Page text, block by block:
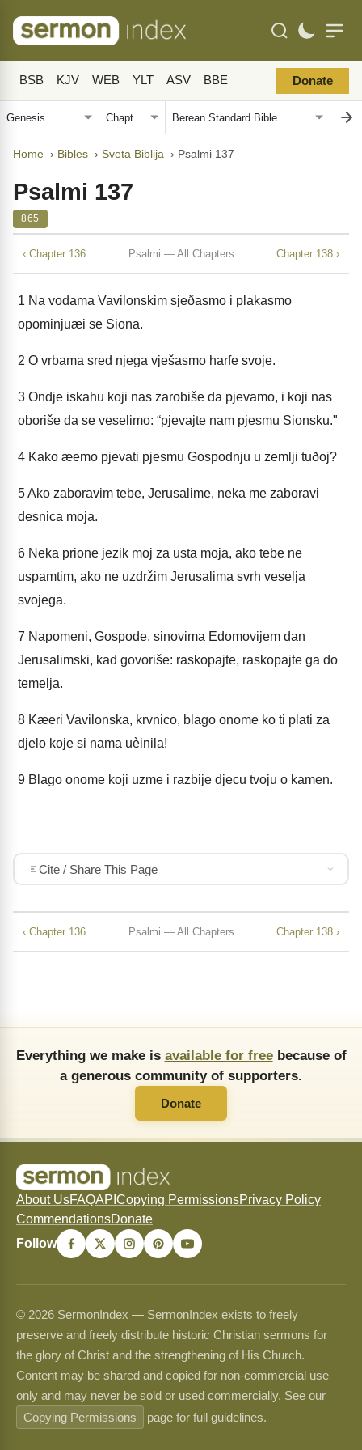
BSB KJV WEB YLT ASV BBE Donate
Home › Bibles › Sveta Biblija › Psalmi 137
Psalmi 137
865
‹ Chapter 136 Psalmi — All Chapters Chapter 138 ›
1 Na vodama Vavilonskim sjeðasmo i plakasmo
opominjuæi se Siona.
2 O vrbama sred njega vješasmo harfe svoje.
3 Ondje iskahu koji nas zarobiše da pjevamo, i koji nas
oboriše da se veselimo: “pjevajte nam pjesmu Sionsku."
4 Kako æemo pjevati pjesmu Gospodnju u zemlji tuðoj?
5Ako zaboravim tebe, Jerusalime, neka me zaboravi
desnica moja.
6 Neka prione jezik moj za usta moja, ako tebe ne
uspamtim, ako ne uzdržim Jerusalima svrh veselja
svojega.
7 Napomeni, Gospode, sinovima Edomovijem dan
Jerusalimski, kad govoriše: raskopajte, raskopajte ga do
temelja.
8 Kæeri Vavilonska, krvnico, blago onome ko ti plati za
djelo koje si nama uèinila!
9 Blago onome koji uzme i razbije djecu tvoju o kamen.
Cite / Share This Page
‹ Chapter 136 Psalmi — All Chapters Chapter 138 ›
Everything we make is available for freebecause of
a generous community of supporters.
Donate
About UsFAQAPI Copying PermissionsPrivacy Policy
CommendationsDonate
Follow
© 2026 SermonIndex — SermonIndex exists to freely
preserve and freely distribute historic Christian sermons for
the glory of Christ and the strengthening of His Church.
Content may be shared and copied for non-commercial use
only and may never be sold or used commercially. See our
Copying Permissions
page for full guidelines.